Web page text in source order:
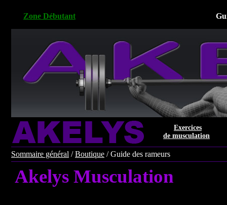
Zone Débutant
Exercices
de musculation
Sommaire général /Boutique /Guide des rameurs
Akelys Musculation